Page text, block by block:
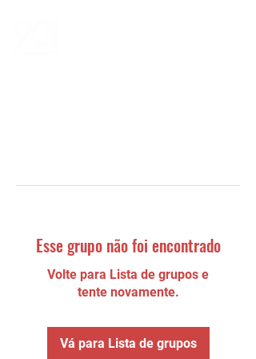
Esse grupo não foi encontrado
Volte para Lista de grupos e
tente novamente.
Vá para Lista de grupos